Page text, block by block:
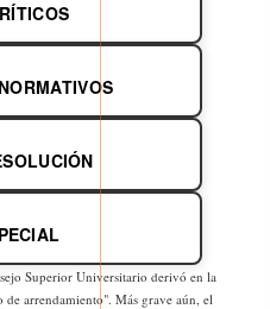
Superior Universitario derivó en la
arrendamiento". Más grave aún, el